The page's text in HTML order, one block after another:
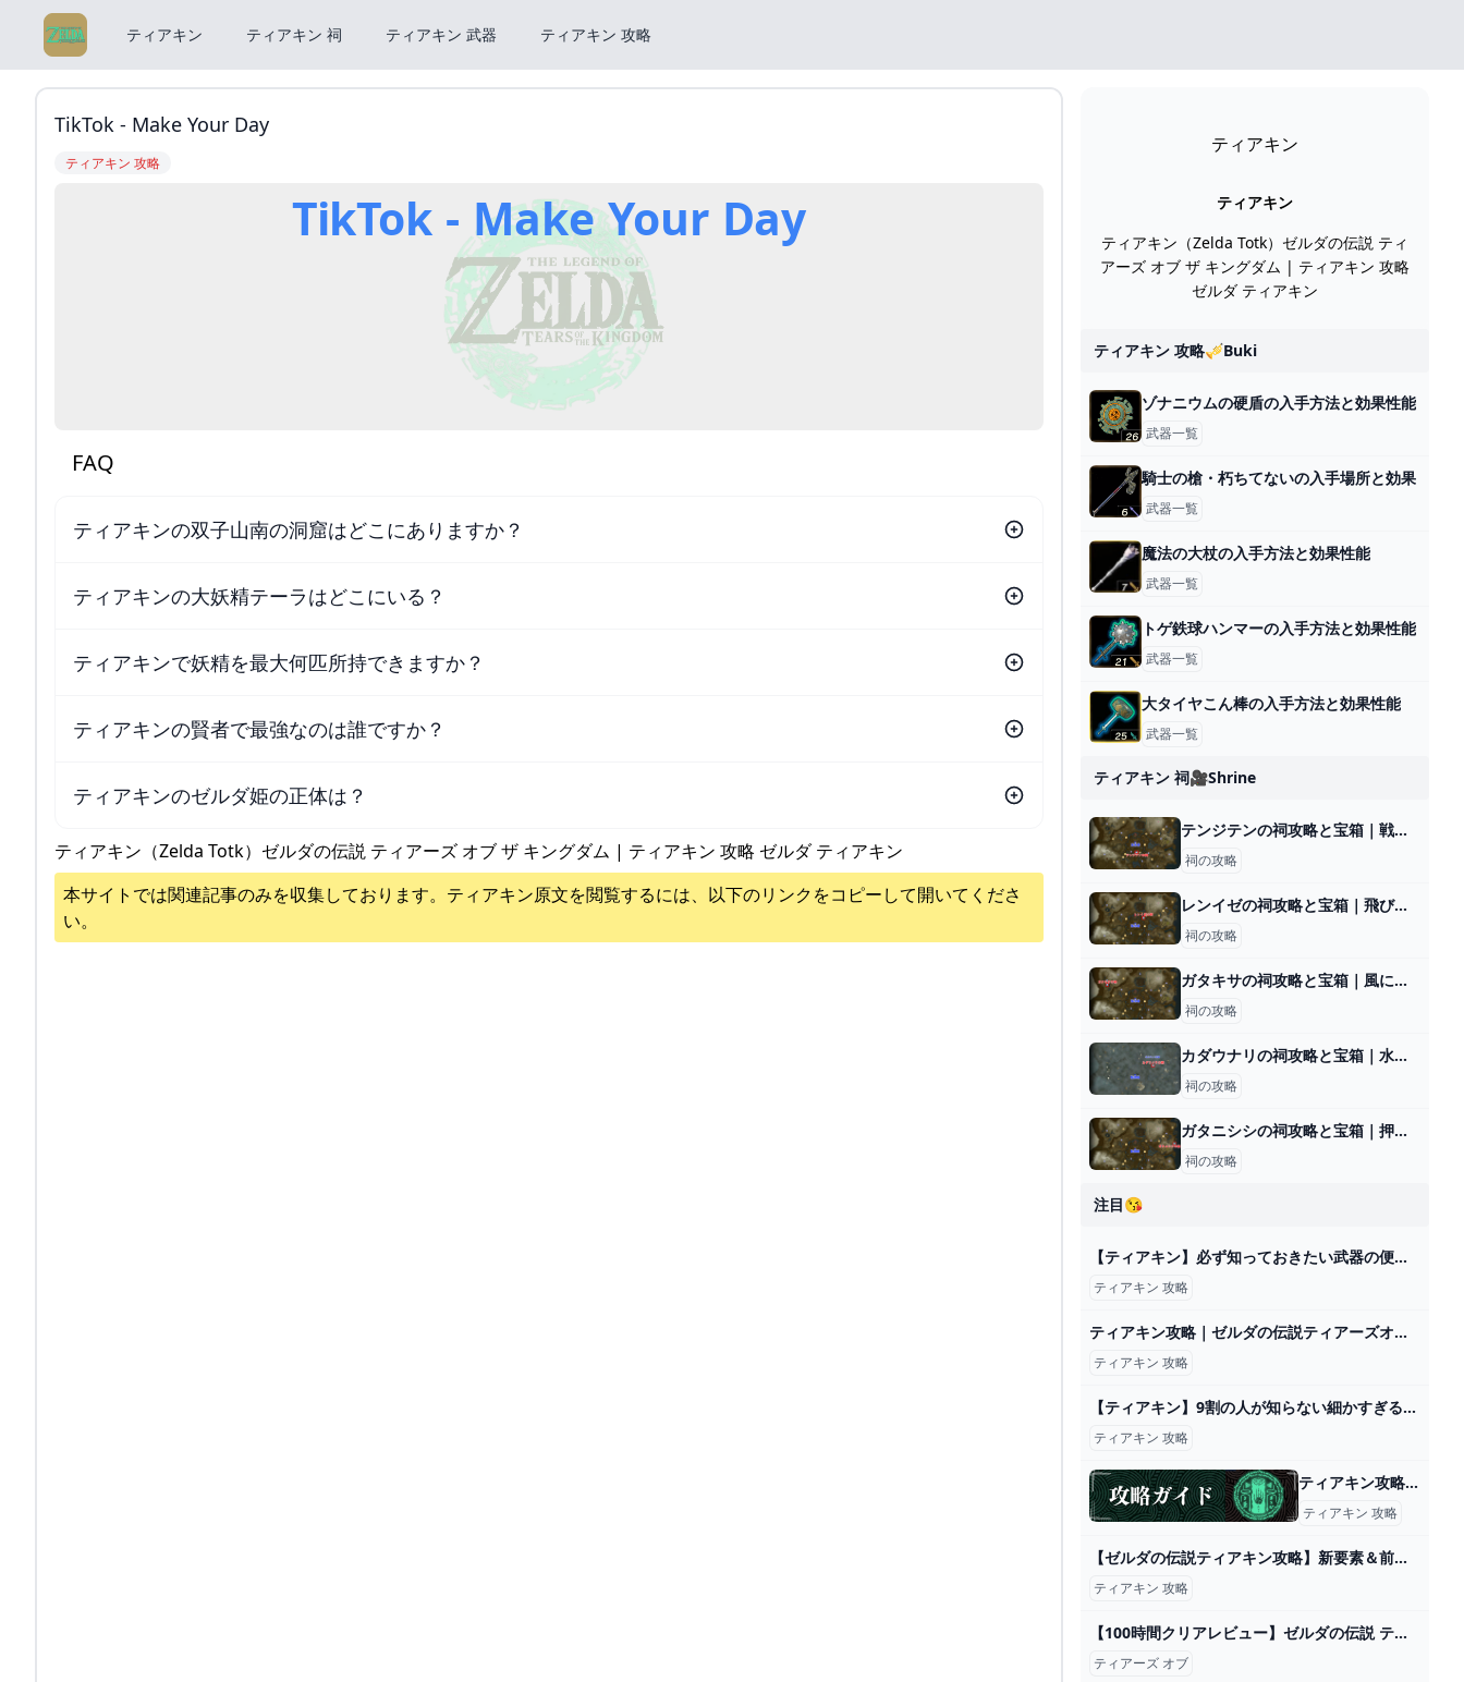
ティアキン ティアキン 祠 ティアキン 武器 ティアキン 攻略
TikTok - Make Your Day
ティアキン 攻略
TikTok - Make Your Day
FAQ
ティアキンの双子山南の洞窟はどこにありますか？
ティアキンの大妖精テーラはどこにいる？
ティアキンで妖精を最大何匹所持できますか？
ティアキンの賢者で最強なのは誰ですか？
ティアキンのゼルダ姫の正体は？
ティアキン（Zelda Totk）ゼルダの伝説 ティアーズ オブ ザ キングダム | ティアキン 攻略 ゼルダ ティアキン
本サイトでは関連記事のみを収集しております。 ティアキン原文を閲覧するには、以下のリンクをコピーして開いてくださ
い。
ティアキン
ティアキン
ティアキン（Zelda Totk）ゼルダの伝説 ティ
アーズ オブ ザ キングダム | ティアキン 攻略
ゼルダ ティアキン
ティアキン 攻略🎺buki
ゾナニウムの硬盾の入手方法と効果性能
武器一覧
騎士の槍・朽ちてないの入手場所と効果
武器一覧
魔法の大杖の入手方法と効果性能
武器一覧
トゲ鉄球ハンマーの入手方法と効果性能
武器一覧
大タイヤこん棒の入手方法と効果性能
武器一覧
ティアキン 祠🎥shrine
テンジテンの祠攻略と宝箱｜戦いの教え 投げの極意
祠の攻略
レンイゼの祠攻略と宝箱｜飛び立つかたち
祠の攻略
ガタキサの祠攻略と宝箱｜風に乗って
祠の攻略
カダウナリの祠攻略と宝箱｜水が示す道
祠の攻略
ガタニシシの祠攻略と宝箱｜押して戻して
祠の攻略
注目😘
【ティアキン】必ず知っておきたい武器の便利な裏ワザ・豆知識8選【ゼルダの伝説ティアーズオブザキングダム/ティアキン】 - YouTube
ティアキン 攻略
ティアキン攻略｜ゼルダの伝説ティアーズオブザキングダム - ゲームウィズ
ティアキン 攻略
【ティアキン】9割の人が知らない細かすぎる隠れ小技集【ゼルダの伝説ティアーズオブザキングダム/ティアキン】【総集編】【作業用】 - YouTube
ティアキン 攻略
ティアキン攻略｜ゼルダの伝説ティアーズオブザキングダム - 神ゲー攻略
ティアキン 攻略
【ゼルダの伝説ティアキン攻略】新要素＆前作『ブレワイ』との違いまとめ【ティアーズ オブ ザ キングダム】 ゲーム・エンタメ最新情報のファミ通.com
ティアキン 攻略
【100時間クリアレビュー】ゼルダの伝説 ティアーズオブザキングダム - YouTube
ティアーズ オブ